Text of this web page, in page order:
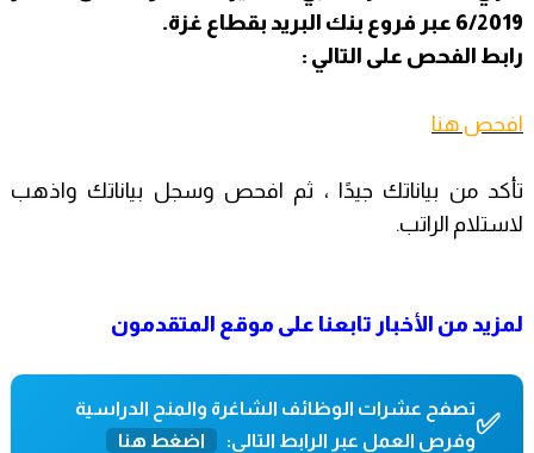
6/2019 عبر فروع بنك البريد بقطاع غزة.
رابط الفحص على التالي :
افحص هنا
تأكد من بياناتك جيدًا ، ثم افحص وسجل بياناتك واذهب
لاستلام الراتب.
لمزيد من الأخبار تابعنا على موقع المتقدمون
✅تصفح عشرات الوظائف الشاغرة والمنح الدراسية
وفرص العمل عبر الرابط التالي:
اضغط هنا